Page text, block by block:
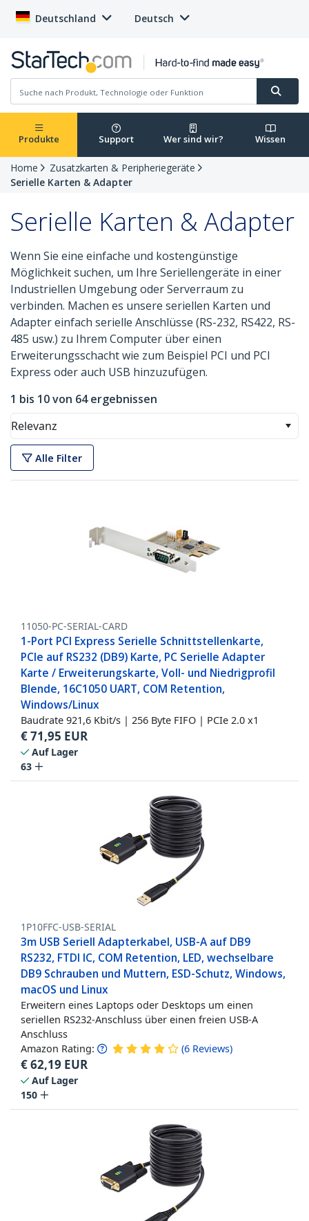
Deutschland Deutsch
Produkte Support Wer sind wir? Wissen
Home
Zusatzkarten & Peripheriegeräte
Serielle Karten & Adapter
Serielle Karten & Adapter
Wenn Sie eine einfache und kostengünstige
Möglichkeit suchen, um Ihre Seriellengeräte in einer
Industriellen Umgebung oder Serverraum zu
verbinden. Machen es unsere seriellen Karten und
Adapter einfach serielle Anschlüsse (RS-232, RS422, RS-
485 usw.) zu Ihrem Computer über einen
Erweiterungsschacht wie zum Beispiel PCI und PCI
Express oder auch USB hinzuzufügen.
1 bis 10 von 64 ergebnissen
Relevanz
Alle Filter
11050-PC-SERIAL-CARD
1-Port PCI Express Serielle Schnittstellenkarte,
PCIe auf RS232 (DB9) Karte, PC Serielle Adapter
Karte / Erweiterungskarte, Voll- und Niedrigprofil
Blende, 16C1050 UART, COM Retention,
Windows/Linux
Baudrate 921,6 Kbit/s | 256 Byte FIFO | PCIe 2.0 x1
€71,95 EUR
Auf Lager
63
1P10FFC-USB-SERIAL
3m USB Seriell Adapterkabel, USB-A auf DB9
RS232, FTDI IC, COM Retention, LED, wechselbare
DB9 Schrauben und Muttern, ESD-Schutz, Windows,
macOS und Linux
Erweitern eines Laptops oder Desktops um einen
seriellen RS232-Anschluss über einen freien USB-A
Anschluss
Amazon Rating: (6 Reviews)
€62,19 EUR
Auf Lager
150